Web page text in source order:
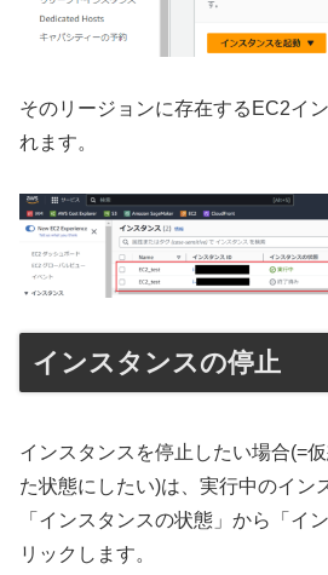
そのリージョンに存在するEC2イ
れます。
インスタンスの停止
インスタンスを停止したい場合(=
た状態にしたい)は、実行中のイン
「インスタンスの状態」から「イ
リックします。